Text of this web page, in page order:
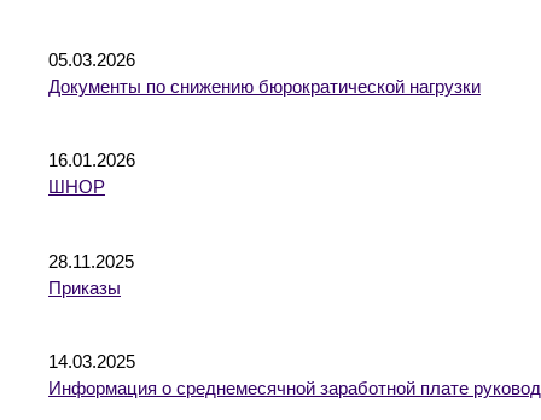
05.03.2026
Документы по снижению бюрократической нагрузки
16.01.2026
ШНОР
28.11.2025
Приказы
14.03.2025
Информация о среднемесячной заработной плате